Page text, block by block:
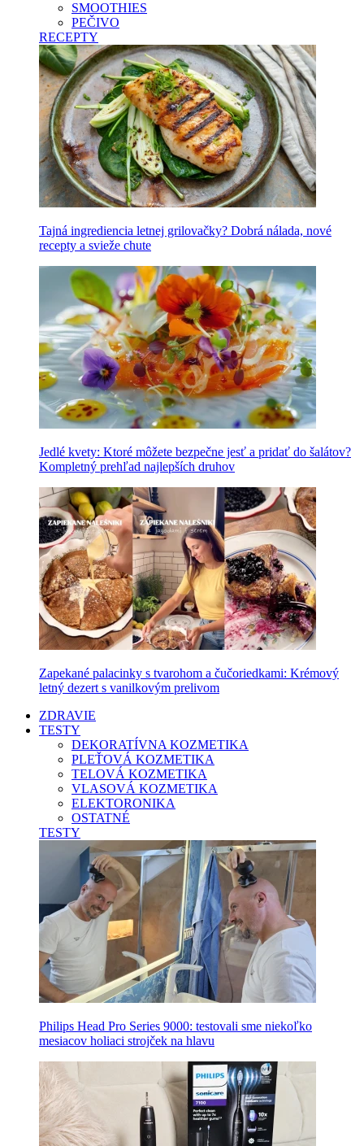
SMOOTHIES
PEČIVO
RECEPTY
Tajná ingrediencia letnej grilovačky? Dobrá nálada, nové
recepty a svieže chute
Jedlé kvety: Ktoré môžete bezpečne jesť a pridať do šalátov?
Kompletný prehľad najlepších druhov
Zapekané palacinky s tvarohom a čučoriedkami: Krémový
letný dezert s vanilkovým prelivom
ZDRAVIE
TESTY
DEKORATÍVNA KOZMETIKA
PLEŤOVÁ KOZMETIKA
TELOVÁ KOZMETIKA
VLASOVÁ KOZMETIKA
ELEKTORONIKA
OSTATNÉ
TESTY
Philips Head Pro Series 9000: testovali sme niekoľko
mesiacov holiaci strojček na hlavu